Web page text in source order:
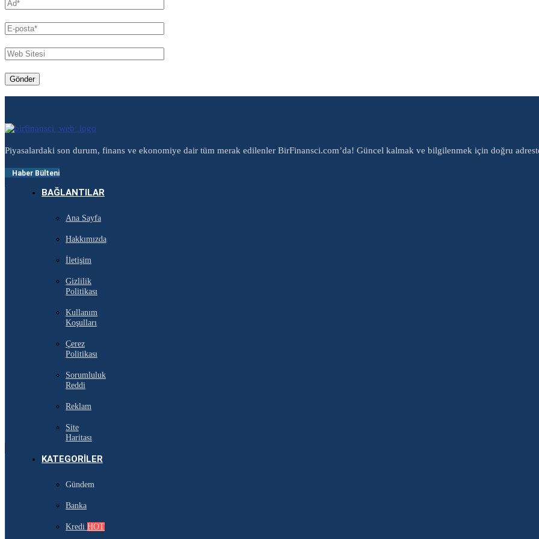
Piyasalardaki son durum, finans ve ekonomiye dair tüm merak edilenler BirFinansci.com’da! Güncel kalmak ve bilgilenmek için doğru
Haber Bülteni
BAĞLANTILAR
Ana Sayfa
Hakkımızda
İletişim
Gizlilik
Politikası
Kullanım
Koşulları
Çerez
Politikası
Sorumluluk
Reddi
Reklam
Site
Haritası
KATEGORILER
Gündem
Banka
Kredi HOT